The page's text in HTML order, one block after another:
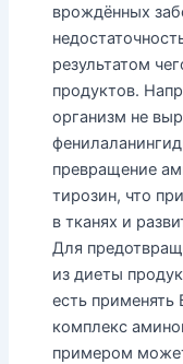
врождённых
результатом
продуктов.
организм не
превращение
тирозин, что
в тканях и
Для
из диеты
есть
комплекс
примером